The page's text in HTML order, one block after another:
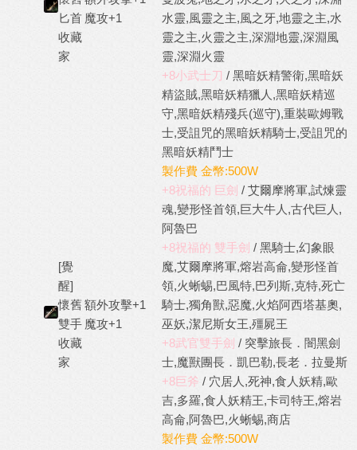
匕首
收藏
家
魔攻+1
水靈,風靈之主,風之牙,地靈之主,水
靈之主,火靈之主,深淵地靈,深淵風
靈,深淵火靈
+8小武士刀 / 黑暗妖精警衛,黑暗妖
精盜賊,黑暗妖精獵人,黑暗妖精巡
守,黑暗妖精殘兵(巡守),重裝歐姆戰
士,受詛咒的黑暗妖精騎士,受詛咒的
黑暗妖精鬥士
製作費 金幣:500W
[覺
醒]
懷舊
雙手
收藏
家
額外攻擊+1
魔攻+1
+8祝福的 巨劍 / 艾爾摩將軍,試煉靈
魂,變形怪首領,巨大牛人,古代巨人,
阿魯巴
+8祝福的 雙手劍 / 黑騎士,幻象眼
魔,艾爾摩將軍,熔岩高侖,變形怪首
領,火蜥蜴,巴風特,巴列斯,克特,死亡
騎士,獨角獸,惡魔,火焰阿西塔基奧,
巫妖,潔尼斯女王,殭屍王
+8武官雙手劍 / 突擊旅長．闇黑劍
士,魔獸團長．凱巴勒,長老．拉曼斯
+8巨斧 / 穴居人,死神,食人妖精,歐
吉,多羅,食人妖精王,卡司特王,熔岩
高侖,阿魯巴,火蜥蜴,商店
製作費 金幣:500W